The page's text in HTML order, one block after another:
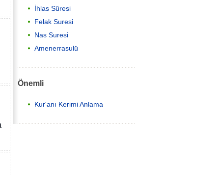
İhlas Sûresi
Felak Suresi
Nas Suresi
Amenerrasulü
Önemli
Kur'anı Kerimi Anlama